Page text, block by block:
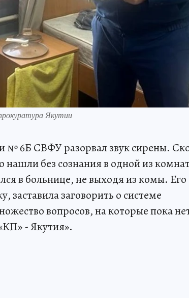
Якутии
№ 6Б СВФУ разорвал звук сирены.
нашли без сознания в одной из
в больнице, не выходя из комы. Его
заставила заговорить о системе
вопросов, на которые пока
- Якутия».